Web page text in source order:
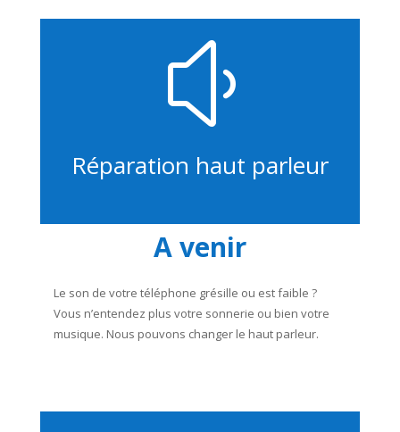
y
Réparation haut parleur
A venir
Le son de votre téléphone grésille ou est faible ?
Vous n’entendez plus votre sonnerie ou bien votre
musique. Nous pouvons changer le haut parleur.